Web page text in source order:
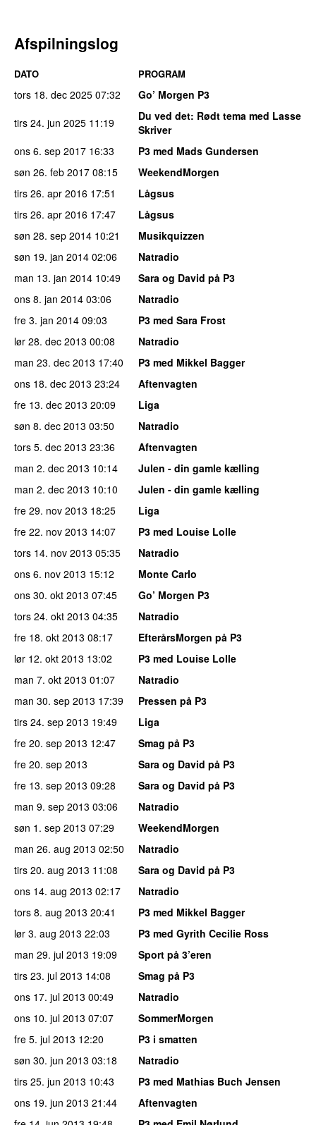
Afspilningslog
DATO PROGRAM
tors 18. dec 2025 07:32
Go’ Morgen P3
tirs 24. jun 2025 11:19 Du ved det: Rødt tema med Lasse
Skriver
ons 6. sep 2017 16:33
P3 med Mads Gundersen
søn 26. feb 2017 08:15
WeekendMorgen
tirs 26. apr 2016 17:51
Lågsus
tirs 26. apr 2016 17:47
Lågsus
søn 28. sep 2014 10:21
Musikquizzen
søn 19. jan 2014 02:06
Natradio
man 13. jan 2014 10:49
Sara og David på P3
ons 8. jan 2014 03:06
Natradio
fre 3. jan 2014 09:03
P3 med Sara Frost
lør 28. dec 2013 00:08
Natradio
man 23. dec 2013 17:40
P3 med Mikkel Bagger
ons 18. dec 2013 23:24
Aftenvagten
fre 13. dec 2013 20:09
Liga
søn 8. dec 2013 03:50
Natradio
tors 5. dec 2013 23:36
Aftenvagten
man 2. dec 2013 10:14
Julen - din gamle kælling
man 2. dec 2013 10:10
Julen - din gamle kælling
fre 29. nov 2013 18:25
Liga
fre 22. nov 2013 14:07
P3 med Louise Lolle
tors 14. nov 2013 05:35
Natradio
ons 6. nov 2013 15:12
Monte Carlo
ons 30. okt 2013 07:45
Go’ Morgen P3
tors 24. okt 2013 04:35
Natradio
fre 18. okt 2013 08:17
EfterårsMorgen på P3
lør 12. okt 2013 13:02
P3 med Louise Lolle
man 7. okt 2013 01:07
Natradio
man 30. sep 2013 17:39
Pressen på P3
tirs 24. sep 2013 19:49
Liga
fre 20. sep 2013 12:47
Smag på P3
fre 20. sep 2013
Sara og David på P3
fre 13. sep 2013 09:28
Sara og David på P3
man 9. sep 2013 03:06
Natradio
søn 1. sep 2013 07:29
WeekendMorgen
man 26. aug 2013 02:50
Natradio
tirs 20. aug 2013 11:08
Sara og David på P3
ons 14. aug 2013 02:17
Natradio
tors 8. aug 2013 20:41
P3 med Mikkel Bagger
lør 3. aug 2013 22:03
P3 med Gyrith Cecilie Ross
man 29. jul 2013 19:09
Sport på 3’eren
tirs 23. jul 2013 14:08
Smag på P3
ons 17. jul 2013 00:49
Natradio
ons 10. jul 2013 07:07
SommerMorgen
fre 5. jul 2013 12:20
P3 i smatten
søn 30. jun 2013 03:18
Natradio
tirs 25. jun 2013 10:43
P3 med Mathias Buch Jensen
ons 19. jun 2013 21:44
Aftenvagten